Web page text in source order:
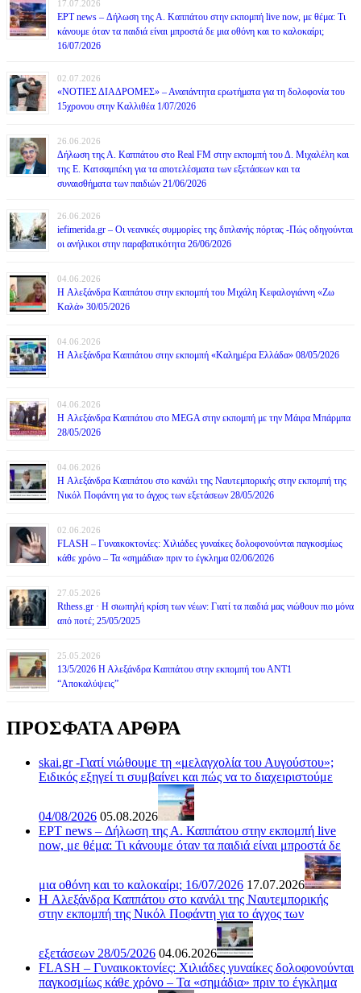
17.07.2026
ΕΡΤ news – Δήλωση της Α. Καππάτου στην εκπομπή live now, με θέμα: Τι
κάνουμε όταν τα παιδιά είναι μπροστά δε μια οθόνη και το καλοκαίρι;
16/07/2026
02.07.2026
«ΝΟΤΙΕΣ ΔΙΑΔΡΟΜΕΣ» – Αναπάντητα ερωτήματα για τη δολοφονία του
15χρονου στην Καλλιθέα 1/07/2026
26.06.2026
Δήλωση της Α. Καππάτου στο Real FM στην εκπομπή του Δ. Μιχαλέλη και
της Ε. Κατσαμπέκη για τα αποτελέσματα των εξετάσεων και τα
συναισθήματα των παιδιών 21/06/2026
26.06.2026
iefimerida.gr – Οι νεανικές συμμορίες της διπλανής πόρτας -Πώς οδηγούνται
οι ανήλικοι στην παραβατικότητα 26/06/2026
04.06.2026
H Αλεξάνδρα Καππάτου στην εκπομπή του Μιχάλη Κεφαλογιάννη «Ζω
Καλά» 30/05/2026
04.06.2026
H Αλεξάνδρα Καππάτου στην εκπομπή «Καλημέρα Ελλάδα» 08/05/2026
04.06.2026
H Αλεξάνδρα Καππάτου στο MEGA στην εκπομπή με την Μάιρα Mπάρμπα
28/05/2026
04.06.2026
H Αλεξάνδρα Καππάτου στο κανάλι της Ναυτεμπορικής στην εκπομπή της
Νικόλ Ποφάντη για το άγχος των εξετάσεων 28/05/2026
02.06.2026
FLASH – Γυναικοκτονίες: Χιλιάδες γυναίκες δολοφονούνται παγκοσμίως
κάθε χρόνο – Τα «σημάδια» πριν το έγκλημα 02/06/2026
27.05.2026
Rthess.gr · Η σιωπηλή κρίση των νέων: Γιατί τα παιδιά μας νιώθουν πιο μόνα
από ποτέ; 25/05/2025
25.05.2026
13/5/2026 Η Αλεξάνδρα Καππάτου στην εκπομπή του ΑΝΤ1
“Αποκαλύψεις”
ΠΡΟΣΦΑΤΑ ΑΡΘΡΑ
skai.gr -Γιατί νιώθουμε τη «μελαγχολία του Αυγούστου»;
Ειδικός εξηγεί τι συμβαίνει και πώς να το διαχειριστούμε
04/08/2026 05.08.2026
ΕΡΤ news – Δήλωση της Α. Καππάτου στην εκπομπή live
now, με θέμα: Τι κάνουμε όταν τα παιδιά είναι μπροστά δε
μια οθόνη και το καλοκαίρι; 16/07/2026 17.07.2026
H Αλεξάνδρα Καππάτου στο κανάλι της Ναυτεμπορικής
στην εκπομπή της Νικόλ Ποφάντη για το άγχος των
εξετάσεων 28/05/2026 04.06.2026
FLASH – Γυναικοκτονίες: Χιλιάδες γυναίκες δολοφονούνται
παγκοσμίως κάθε χρόνο – Τα «σημάδια» πριν το έγκλημα